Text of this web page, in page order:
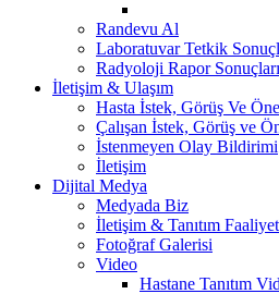
Randevu Al
Laboratuvar Tetkik
Radyoloji Rapor Sonuçları
İletişim & Ulaşım
Hasta İstek, Görüş Ve
Çalışan İstek, Görüş ve
İstenmeyen Olay Bildirimi
İletişim
Dijital Medya
Medyada Biz
İletişim & Tanıtım
Fotoğraf Galerisi
Video
Hastane Tanıtım